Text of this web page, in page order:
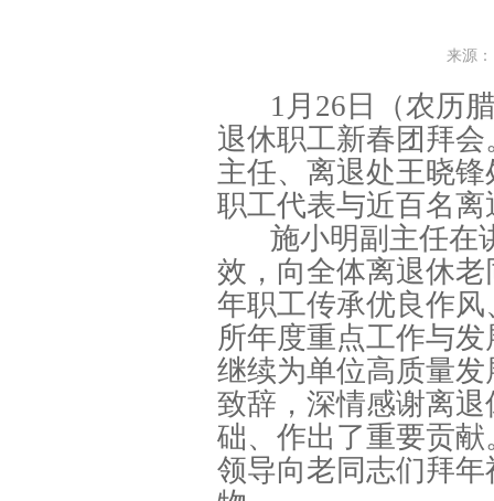
来源
1月26日（农历
退休职工新春团拜
主任、离退处王晓
职工代表与近百名
施小明副主任在
效，向全体离退休
年职工传承优良作
所年度重点工作与
继续为单位高质量
致辞，深情感谢离
础、作出了重要贡
领导向老同志们拜